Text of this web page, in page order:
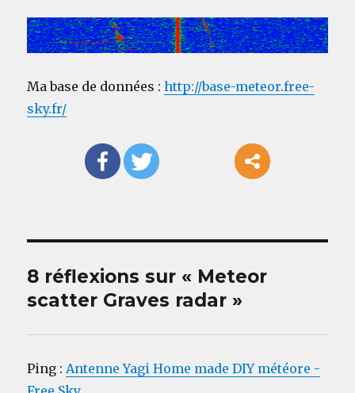
Ma base de données :http://base-meteor.free-
sky.fr/
8 réflexions sur « Meteor
scatter Graves radar »
Ping : Antenne Yagi Home made DIY météore -